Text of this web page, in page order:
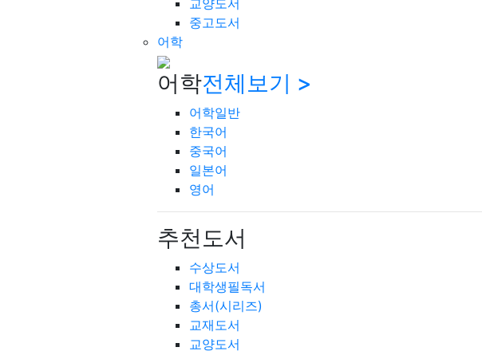
교양도서
중고도서
어학
어학전체보기 >
어학일반
한국어
중국어
일본어
영어
추천도서
수상도서
대학생필독서
총서(시리즈)
교재도서
교양도서